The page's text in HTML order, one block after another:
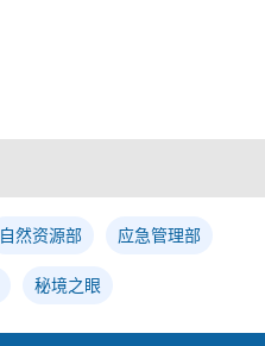
自然资源部 应急管理部
秘境之眼